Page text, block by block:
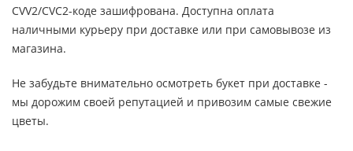
CVV2/CVC2-коде зашифрована. Доступна оплата
наличными курьеру при доставке или при самовывозе из
магазина.
Не забудьте внимательно осмотреть букет при доставке -
мы дорожим своей репутацией и привозим самые свежие
цветы.